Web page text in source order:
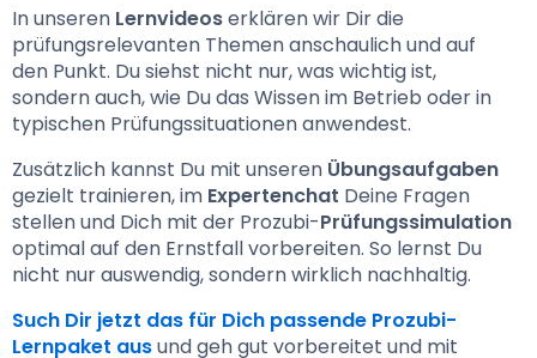
In unseren Lernvideos erklären wir Dir die
prüfungsrelevanten Themen anschaulich und auf
den Punkt. Du siehst nicht nur, was wichtig ist,
sondern auch, wie Du das Wissen im Betrieb oder in
typischen Prüfungssituationen anwendest.
Zusätzlich kannst Du mit unseren Übungsaufgaben
gezielt trainieren, im Expertenchat Deine Fragen
stellen und Dich mit der Prozubi-Prüfungssimulation
optimal auf den Ernstfall vorbereiten. So lernst Du
nicht nur auswendig, sondern wirklich nachhaltig.
Such Dir jetzt das für Dich passende Prozubi-
Lernpaket aus und geh gut vorbereitet und mit